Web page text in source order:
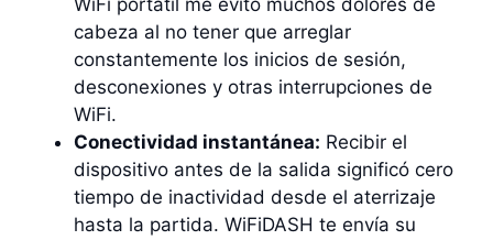
WiFi portátil me evitó muchos dolores de
cabeza al no tener que arreglar
constantemente los inicios de sesión,
desconexiones y otras interrupciones de
WiFi.
Conectividad instantánea: Recibir el
dispositivo antes de la salida significó cero
tiempo de inactividad desde el aterrizaje
hasta la partida. WiFiDASH te envía su